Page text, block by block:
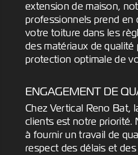
extension de maison,
professionnels prend en
votre toiture dans les
des matériaux de qualité
protection optimale de
ENGAGEMENT DE
Chez Vertical Reno Bat,
clients est notre priorité.
à fournir un travail de
respect des délais et